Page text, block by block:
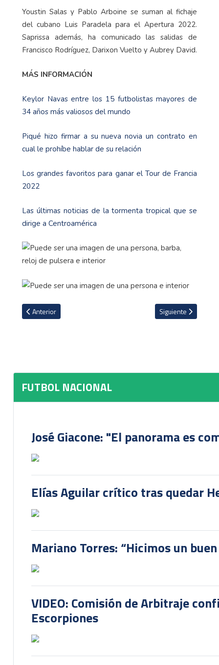
Youstin Salas y Pablo Arboine se suman al fichaje
del cubano Luis Paradela para el Apertura 2022.
Saprissa además, ha comunicado las salidas de
Francisco Rodríguez, Darixon Vuelto y Aubrey David.
MÁS INFORMACIÓN
Keylor Navas entre los 15 futbolistas mayores de
34 años más valiosos del mundo
Piqué hizo firmar a su nueva novia un contrato en
cual le prohíbe hablar de su relación
Los grandes favoritos para ganar el Tour de Francia
2022
Las últimas noticias de la tormenta tropical que se
dirige a Centroamérica
Artículo anterior: Guancasteca anuncia el fichaje de un ex
Anterior Artículo siguiente:
Siguiente
FUTBOL NACIONAL
José Giacone: "El panorama es
Elías Aguilar crítico tras quedar
Mariano Torres: “Hicimos un
VIDEO: Comisión de Arbitraje
Escorpiones